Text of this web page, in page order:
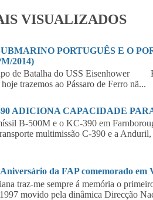
VISUALIZADOS
PORTUGUÊS E O
2014)
de Batalha do USS Eisenhower
trazemos ao Pássaro de Ferro nã...
ADICIONA CAPACIDADE
B-500M e o KC-390 em
multimissão C-390 e a Anduril,
Aniversário da FAP comemorado em
traz-me sempre á memória o
movido pela dinâmica Direcção